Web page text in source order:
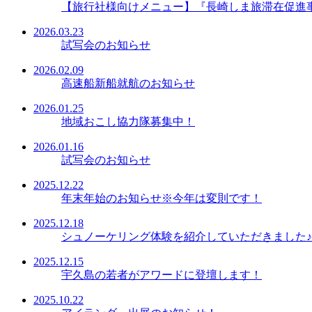
【旅行社様向けメニュー】『長崎しま旅滞在促
2026.03.23
試写会のお知らせ
2026.02.09
高速船新船就航のお知らせ
2026.01.25
地域おこし協力隊募集中！
2026.01.16
試写会のお知らせ
2025.12.22
年末年始のお知らせ※今年は変則です！
2025.12.18
シュノーケリング体験を紹介していただきました♪
2025.12.15
宇久島の若者がアワードに登壇します！
2025.10.22